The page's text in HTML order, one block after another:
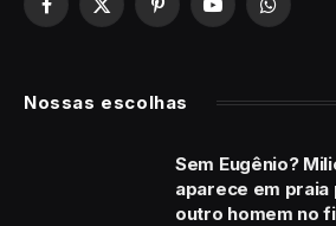
Facebook
X
PinterestYouTubeWhatsApp
Nossas escolhas
Sem Eugênio?
aparece em praia
outro homem no